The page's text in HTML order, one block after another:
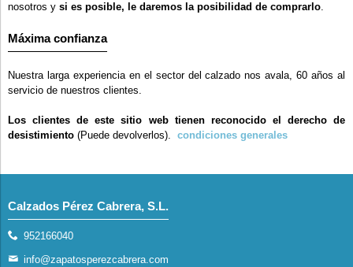
nosotros y si es posible, le daremos la posibilidad de comprarlo.
Máxima confianza
Nuestra larga experiencia en el sector del calzado nos avala, 60 años al
servicio de nuestros clientes.
Los clientes de este sitio web tienen reconocido el derecho de
desistimiento (Puede devolverlos). condiciones generales
Calzados Pérez Cabrera, S.L.
952166040
info@zapatosperezcabrera.com